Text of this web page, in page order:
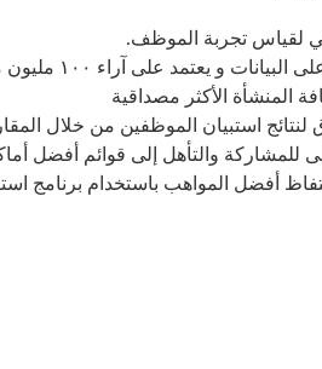
لقياس تجربة الموظف.
البيانات و يعتمد على آراء ١٠٠
المنشأة الأكثر مصداقية
لنتائج استبيان الموظفين من خلال
للمشاركة والتأهل إلى قوائم أفضل
اظ أفضل المواهب باستخدام برنامج